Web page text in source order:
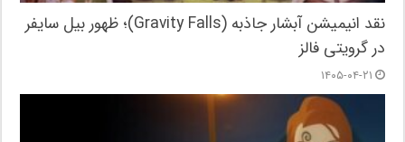
نقد انیمیشن آبشار جاذبه (Gravity Falls)؛ ظهور بیل سایفر
در گرویتی فالز
۱۴۰۵-۰۴-۲۱